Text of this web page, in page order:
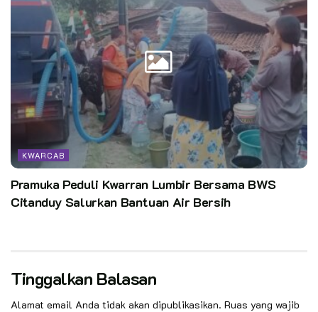
KWARCAB
Pramuka Peduli Kwarran Lumbir Bersama BWS
Citanduy Salurkan Bantuan Air Bersih
Tinggalkan Balasan
Alamat email Anda tidak akan dipublikasikan. Ruas yang wajib